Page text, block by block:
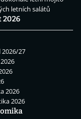
letních salátů
2026
2026/27
2026
2026